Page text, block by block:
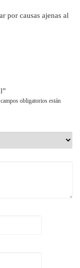
por causas ajenas al
obligatorios están